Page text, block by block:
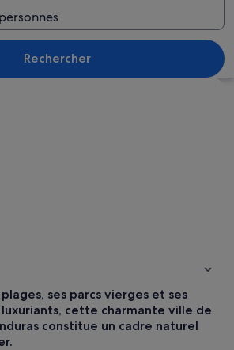
Une entrée de plage agrémentée
Rechercher
ses parcs vierges et ses
cette charmante ville de
constitue un cadre naturel